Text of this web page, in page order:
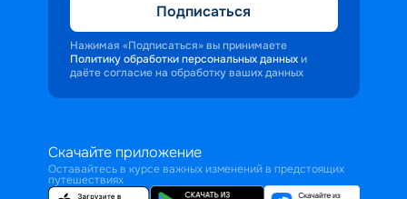
Подписаться
Нажимая «Подписаться» вы принимаете
Политику обработки персональных данных и
даёте согласие на обработку ваших данных
Скачайте приложение
Оставайтесь в курсе важных изменений в предстоящих
путешествиях